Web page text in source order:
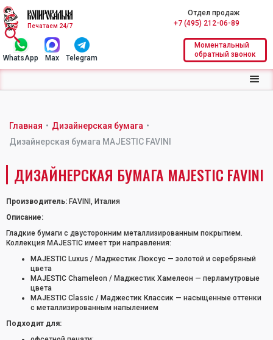
Печатаем 24/7
Отдел продаж
+7 (495) 212-06-89
WhatsApp Max Telegram
Моментальный
обратный звонок
Главная • Дизайнерская бумага •
Дизайнерская бумага MAJESTIC FAVINI
ДИЗАЙНЕРСКАЯ БУМАГА MAJESTIC FAVINI
Производитель: FAVINI, Италия
Описание:
Гладкие бумаги с двусторонним металлизированным покрытием.
Коллекция MAJESTIC имеет три направления:
MAJESTIC Luxus / Маджестик Люксус — золотой и серебряный
цвета
MAJESTIC Chameleon / Маджестик Хамелеон — перламутровые
цвета
MAJESTIC Classic / Маджестик Классик — насыщенные оттенки
с металлизированным напылением
Подходит для: